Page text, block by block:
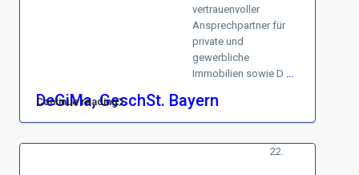
DeGiMa, GeschSt. Bayern
vertrauenvoller
Ansprechpartner für
private und
gewerbliche
Immobilien sowie D ...
Continue reading
22.